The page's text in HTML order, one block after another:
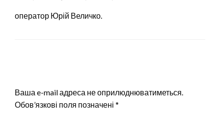
оператор Юрій Величко.
Ваша e-mail адреса не оприлюднюватиметься.
Обов’язкові поля позначені *